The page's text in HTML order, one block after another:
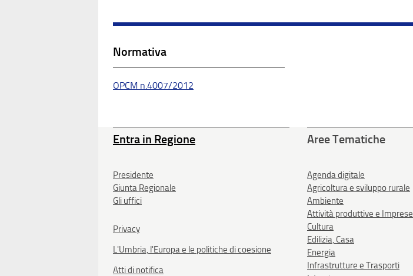
Normativa
OPCM n.4007/2012
Entra in Regione
Presidente
Giunta Regionale
Gli uffici
Privacy
L'Umbria, l'Europa e le politiche di coesione
Atti di notifica
Aree Tematiche
Agenda digitale
Agricoltura e sviluppo rurale
Ambiente
Attività produttive e Imprese
Cultura
Edilizia, Casa
Energia
Infrastrutture e Trasporti